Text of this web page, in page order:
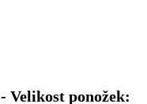
- Velikost ponožek: